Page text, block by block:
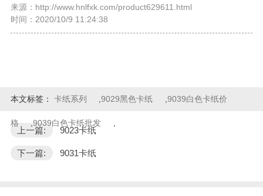
来源：http://www.hnlfxk.com/product629611.html
时间：2020/10/9 11:24:38
本文标签： 卡纸系列 ,9029黑色卡纸 9039白色卡纸价
格 ,9039白色卡纸批发
上一篇: 9023卡纸
下一篇: 9031卡纸